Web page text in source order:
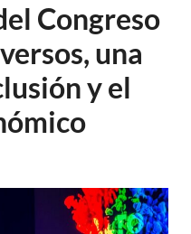
Congreso
una
y el